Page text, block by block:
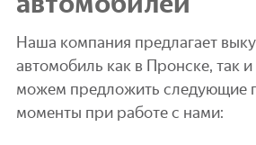
Наша компания предлагает
автомобиль как в Пронске, так
можем предложить следующие
моменты при работе с нами: